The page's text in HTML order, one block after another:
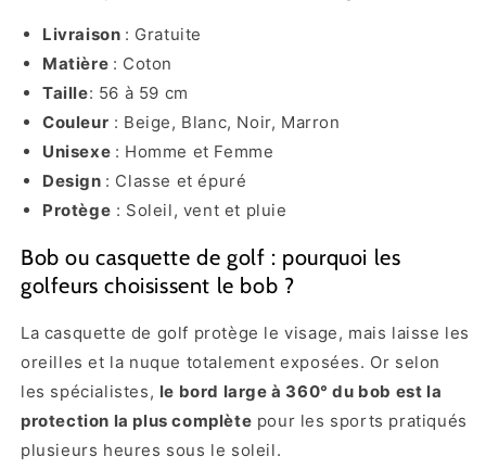
Livraison : Gratuite
Matière : Coton
Taille: 56 à 59 cm
Couleur : Beige, Blanc, Noir, Marron
Unisexe : Homme et Femme
Design : Classe et épuré
Protège : Soleil, vent et pluie
Bob ou casquette de golf : pourquoi les
golfeurs choisissent le bob ?
La casquette de golf protège le visage, mais laisse les
oreilles et la nuque totalement exposées. Or selon
les spécialistes, le bord large à 360° du bob est la
protection la plus complète pour les sports pratiqués
plusieurs heures sous le soleil.